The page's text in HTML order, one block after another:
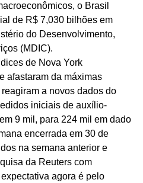
o Brasil
de R$ 7,030 bilhões em
do Desenvolvimento,
(MDIC).
de Nova York
afastaram da máximas
a novos dados do
iniciais de auxílio-
9 mil, para 224 mil em dado
encerrada em 30 de
na semana anterior e
da Reuters com
agora é pelo